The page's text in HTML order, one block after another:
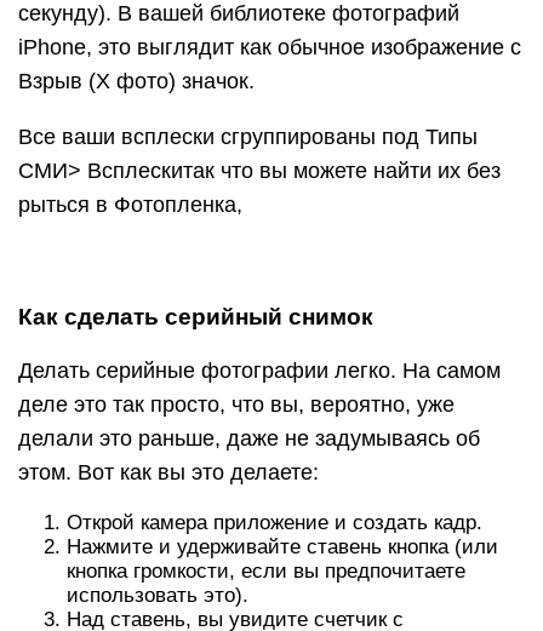
секунду). В вашей библиотеке фотографий
iPhone, это выглядит как обычное изображение с
Взрыв (X фото) значок.
Все ваши всплески сгруппированы под Типы
СМИ> Всплескитак что вы можете найти их без
рыться в Фотопленка,
Как сделать серийный снимок
Делать серийные фотографии легко. На самом
деле это так просто, что вы, вероятно, уже
делали это раньше, даже не задумываясь об
этом. Вот как вы это делаете:
Открой камера приложение и создать кадр.
Нажмите и удерживайте ставень кнопка (или
кнопка громкости, если вы предпочитаете
использовать это).
Над ставень, вы увидите счетчик с